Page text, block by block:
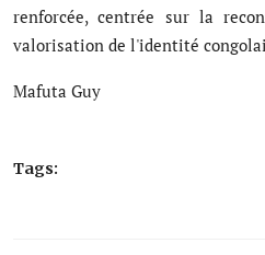
renforcée, centrée sur la
valorisation de l'identité
Mafuta Guy
Tags: